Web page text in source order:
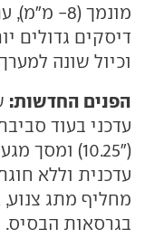
מונמך (8-
וכיול שונה
הפנים החדשות:
עדכני בעוד
מחליף מתג
בגרסאות הבסיס.